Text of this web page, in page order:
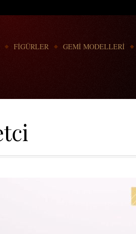
FİGÜRLER GEMİ MODELLERİ